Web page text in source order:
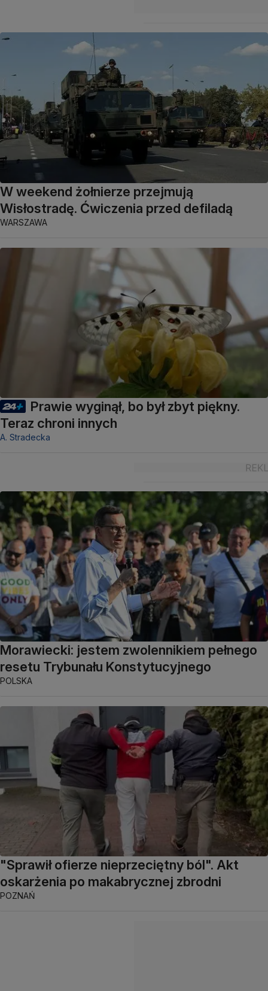
W weekend żołnierze przejmują
Wisłostradę. Ćwiczenia przed defiladą
WARSZAWA
Prawie wyginął, bo był zbyt piękny.
Teraz chroni innych
A. Stradecka
Morawiecki: jestem zwolennikiem pełnego
resetu Trybunału Konstytucyjnego
POLSKA
"Sprawił ofierze nieprzeciętny ból". Akt
oskarżenia po makabrycznej zbrodni
POZNAŃ